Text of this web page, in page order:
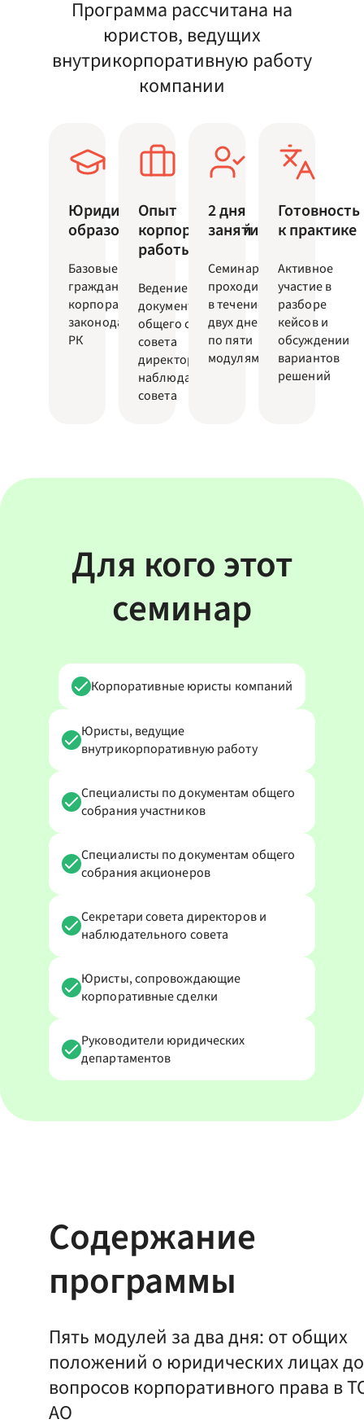
Программа рассчитана на
юристов, ведущих
внутрикорпоративную работу
компании
Юридическое
образование
Базовые знания
гражданского и
корпоративного
законодательства
РК
Опыт
корпоративной
работы
Ведение
документов
общего собрания,
совета
директоров,
наблюдательного
совета
2 дня
занятий
Семинар
проходит
в течение
двух дней
по пяти
модулям
Готовность
к практике
Активное
участие в
разборе
кейсов и
обсуждении
вариантов
решений
Для кого этот
семинар
Корпоративные юристы компаний
Юристы, ведущие
внутрикорпоративную работу
Специалисты по документам общего
собрания участников
Специалисты по документам общего
собрания акционеров
Секретари совета директоров и
наблюдательного совета
Юристы, сопровождающие
корпоративные сделки
Руководители юридических
департаментов
Содержание
программы
Пять модулей за два дня: от общих
положений о юридических лицах до
вопросов корпоративного права в
АО